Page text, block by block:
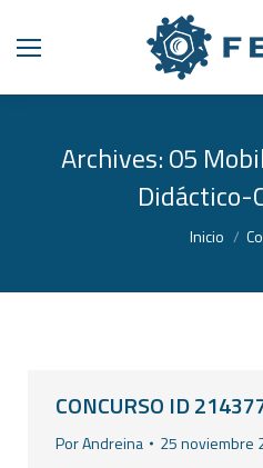
Archives:05
Didáctico-
Estás
Inicio
CONCURSO ID
PorAndreina 25 noviembre